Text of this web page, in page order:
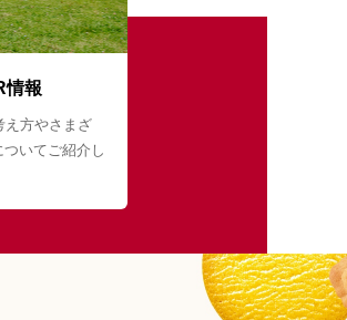
情報
え方やさまざ
いてご紹介し